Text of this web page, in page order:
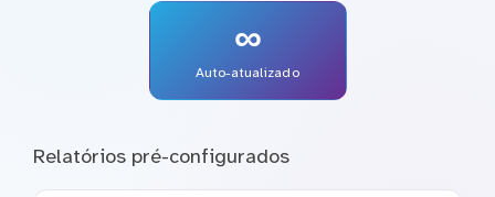
∞
Auto-atualizado
Relatórios pré-configurados